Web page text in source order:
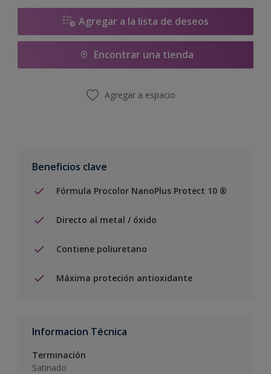
Agregar a la lista de deseos
Encontrar una tienda
Agregar a espacio
Beneficios clave
Fórmula Procolor NanoPlus Protect 10 ®
Directo al metal / óxido
Contiene poliuretano
Máxima proteción antioxidante
Informacion Técnica
Terminación
Satinado